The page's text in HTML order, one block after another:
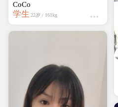
CoCo
学生 22岁 / 161kg